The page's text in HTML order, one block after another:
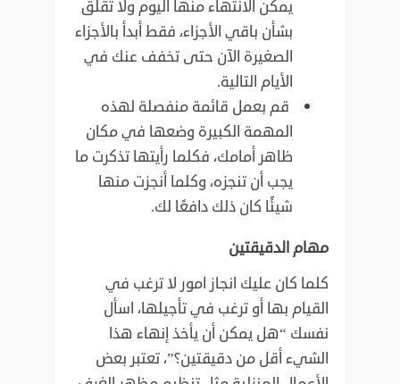
‏يمكن الانتهاء منها اليوم ولا تقلق
بشأن باقي الأجزاء، فقط أبدأ بالأجزاء
الصغيرة الآن حتى تخفف ‏عنك في
الأيام التالية‎.‎
قم بعمل قائمة منفصلة لهذه
المهمة الكبيرة وضعها في مكان
ظاهر أمامك، فكلما رأيتها تذكرت ما
‏يجب أن تنجزه، وكلما أنجزت منها
شيئًا كان ذلك دافعًا لك‎.‎
مهام الدقيقتين
كلما كان عليك انجاز امور لا ترغب في
القيام بها أو ترغب في تأجيلها، اسأل
نفسك “هل يمكن أن يأخذ إنهاء ‏هذا
الشيء أقل من دقيقتين؟”، تعتبر بعض